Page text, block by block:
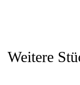
Weitere